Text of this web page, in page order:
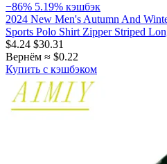
−86% 5.19% кэшбэк
2024 New Men's Autumn And
Sports Polo Shirt Zipper Striped
$4.24 $30.31
Вернём ≈ $0.22
Купить с кэшбэком